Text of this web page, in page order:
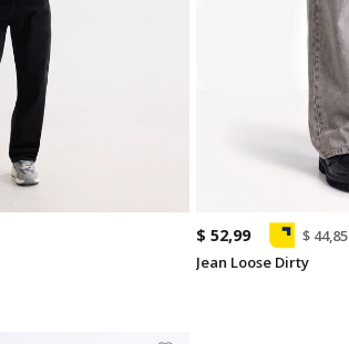
$ 52,99
$ 44,85
Jean Loose Dirty